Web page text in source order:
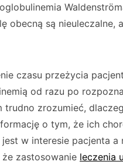
obecną są nieuleczalne,
czasu przeżycia
od razu po
trudno zrozumieć,
o tym, że ich
w interesie pacjenta a
zastosowanie leczenia